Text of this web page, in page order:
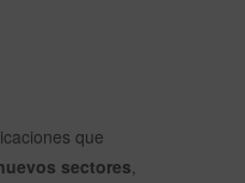
que
sectores,